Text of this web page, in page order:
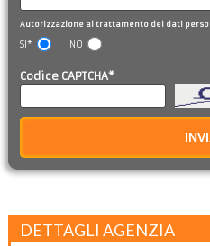
Autorizzazione al trattamento dei dati
SI* NO
Codice CAPTCHA*
DETTAGLI AGENZIA